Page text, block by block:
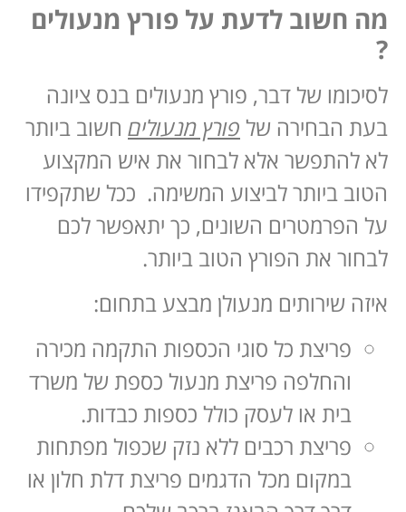
מה חשוב לדעת על פורץ מנעולים
?
לסיכומו של דבר, פורץ מנעולים בנס ציונה
בעת הבחירה של פורץ מנעולים חשוב ביותר
לא להתפשר אלא לבחור את איש המקצוע
הטוב ביותר לביצוע המשימה. ככל שתקפידו
על הפרמטרים השונים, כך יתאפשר לכם
לבחור את הפורץ הטוב ביותר.
איזה שירותים מנעולן מבצע בתחום:
פריצת כל סוגי הכספות התקמה מכירה
והחלפה פריצת מנעול כספת של משרד
בית או לעסק כולל כספות כבדות.
פריצת רכבים ללא נזק שכפול מפתחות
במקום מכל הדגמים פריצת דלת חלון או